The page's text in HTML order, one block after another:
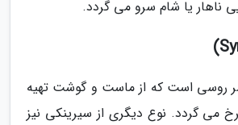
ناهار یا شام سرو می گردد.
روسی است که از ماست و گوشت تهیه
می گردد. نوع دیگری از سیرینکی نیز